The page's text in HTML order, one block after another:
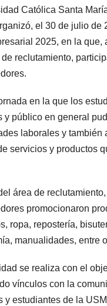
Católica Santa
el 30 de julio de
2025, en la que,
reclutamiento,
en la que los
y público en general
laborales y también
servicios y productos
área de reclutamiento,
promocionaron
ropa, repostería,
manualidades, entre
se realiza con el
vínculos con la
y estudiantes de la